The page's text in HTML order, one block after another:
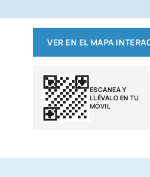
VER EN EL MAPA
ESCANEA Y
LLÉVALO EN TU
MÓVIL